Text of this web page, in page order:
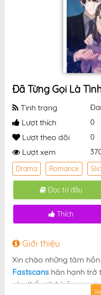
Đã Từng Gọi Là
Tình trạng
Lượt thích 0
Lượt theo dõi 0
Lượt xem
Drama Romance
Đọc từ đầu
Thích
Giới thiệu
Xin chào những tâm
Fastscans hân hạnh trở
vàn thế giới kỳ ảo — nơi